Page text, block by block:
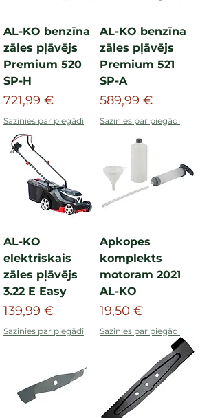
AL-KO benzīna
zāles pļāvējs
Premium 520
SP-H
Cena
721,99 €
Sazinies par piegādi
AL-KO benzīna
zāles pļāvējs
Premium 521
SP-A
Cena
589,99 €
Sazinies par piegādi
AL-KO
elektriskais
zāles pļāvējs
3.22 E Easy
Cena
139,99 €
Sazinies par piegādi
Apkopes
komplekts
motoram 2021
AL-KO
Cena
19,50 €
Sazinies par piegādi